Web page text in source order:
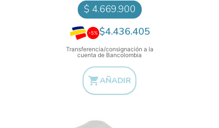
$ 4.669.900
-5% $4.436.405
Transferencia/consignación a la
cuenta de Bancolombia
AÑADIR